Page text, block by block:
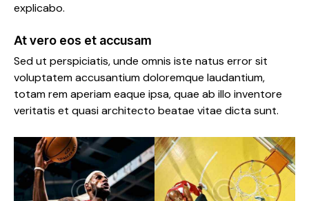
explicabo.
At vero eos et accusam
Sed ut perspiciatis, unde omnis iste natus error sit
voluptatem accusantium doloremque laudantium,
totam rem aperiam eaque ipsa, quae ab illo inventore
veritatis et quasi architecto beatae vitae dicta sunt.